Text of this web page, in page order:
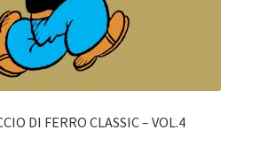
DI FERRO CLASSIC – VOL.4